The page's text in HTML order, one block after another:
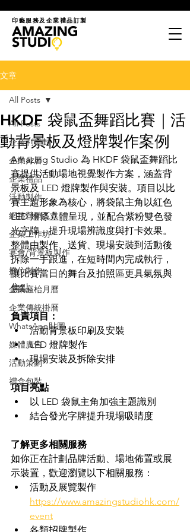
印藝服務及企業禮品訂製
文章
All Posts
企業利是封
企業月曆
企業禮品
活動製作
網路營銷工具
企業工作坊
宴會/背景板製作
攤位製作
企業座枱月曆
企業傳統掛曆
WhatsApp貼圖
媒體廣告
活動策劃
禮盒包裝
All Posts
HKDF 袋鼠盃舞蹈比賽｜活
動背景板及燈牌製作案例
Amazing Studio 為 HKDF 袋鼠盃舞蹈比
賽提供活動場地視覺製作方案，涵蓋背
景板及 LED 燈牌製作與安裝。項目以比
賽主題形象為核心，將袋鼠主角以紅色
LED 燈條立體呈現，並配合紫粉雙色發
光字牌，提升現場辨識度與打卡效果。
整體由製作、送貨、現場安裝到活動後
拆除一手跟進，在短時間內完成執行，
讓比賽當日的舞台及拍照區更具氣氛與
焦點。
負責項目：
活動背景板印刷及安裝
LED 燈牌製作
現場安裝及拆除安排
項目亮點
以 LED 袋鼠主角加強主題識別
結合發光字牌提升現場吸睛度
了解更多相關服務
如你正在計劃品牌活動、場地佈置或展
示裝置，歡迎瀏覽以下相關服務：
活動及展覽製作
https://www.amazingstudiohk.com/
event